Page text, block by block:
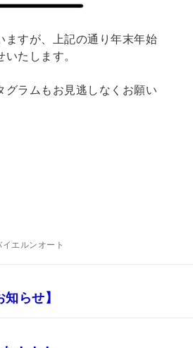
ますが、上記の通り年末年始
たします。
グラムもお見逃しなくお願い
イエルンオート
らせ】